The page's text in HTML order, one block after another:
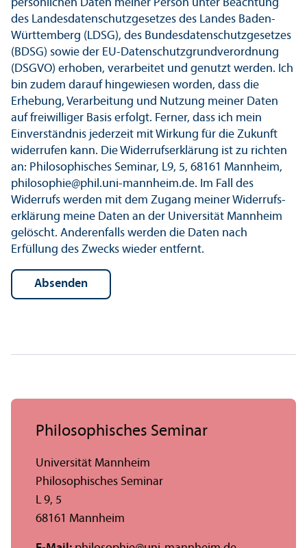
persönlichen Daten meiner Person unter Beachtung
des Landes­datenschutz­gesetzes des Landes Baden-
Württemberg (LDSG), des Bundes­datenschutz­gesetzes
(BDSG) sowie der EU-Datenschutz­grundverordnung
(DSGVO) erhoben, verarbeitet und genutzt werden. Ich
bin zudem darauf hingewiesen worden, dass die
Erhebung, Verarbeitung und Nutzung meiner Daten
auf freiwilliger Basis erfolgt. Ferner, dass ich mein
Einverständnis jederzeit mit Wirkung für die Zukunft
widerrufen kann. Die Widerrufs­erklärung ist zu richten
an: Philosophisches Seminar, L9, 5, 68161 Mannheim,
philosophie@phil.uni-mannheim.de. Im Fall des
Widerrufs werden mit dem Zugang meiner Widerrufs­
erklärung meine Daten an der Universität Mannheim
gelöscht. Anderenfalls werden die Daten nach
Erfüllung des Zwecks wieder entfernt.
Philosophisches Seminar
Universität Mannheim
Philosophisches Seminar
L 9, 5
68161 Mannheim